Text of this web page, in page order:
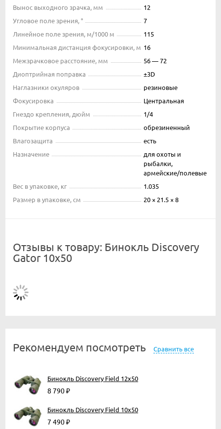
Вынос выходного зрачка, мм
12
Угловое поле зрения, °
7
Линейное поле зрения, м/1000 м
115
Минимальная дистанция фокусировки, м 16
Межзрачковое расстояние, мм
56 — 72
Диоптрийная поправка
±3D
Наглазники окуляров
резиновые
Фокусировка
Центральная
Гнездо крепления, дюйм
1/4
Покрытие корпуса
обрезиненный
Влагозащита
есть
Назначение
для охоты и
рыбалки,
армейские/полевые
Вес в упаковке, кг
1.035
Размер в упаковке, см
20 × 21.5 × 8
Отзывы к товару: Бинокль Discovery
Gator 10x50
Рекомендуем посмотреть Сравнить все
Бинокль Discovery Field 12x50
8 790₽
Бинокль Discovery Field 10x50
7 490₽